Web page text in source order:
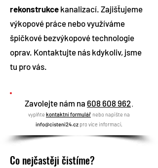
rekonstrukce kanalizací. Zajišťujeme
výkopové práce nebo využíváme
špičkové bezvýkopové technologie
oprav. Kontaktujte nás kdykoliv, jsme
tu pro vás.
Zavolejte nám na 608 608 962 ,
vyplňte kontaktní formulář nebo napište na
info@cisteni24.cz pro více informací.
Co nejčastěji čistíme?